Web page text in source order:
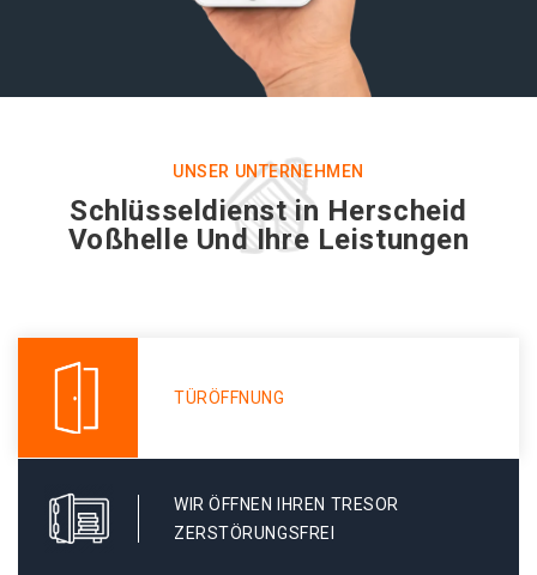
UNSER UNTERNEHMEN
Schlüsseldienst in Herscheid
Voßhelle Und Ihre Leistungen
TÜRÖFFNUNG
WIR ÖFFNEN IHREN TRESOR
ZERSTÖRUNGSFREI